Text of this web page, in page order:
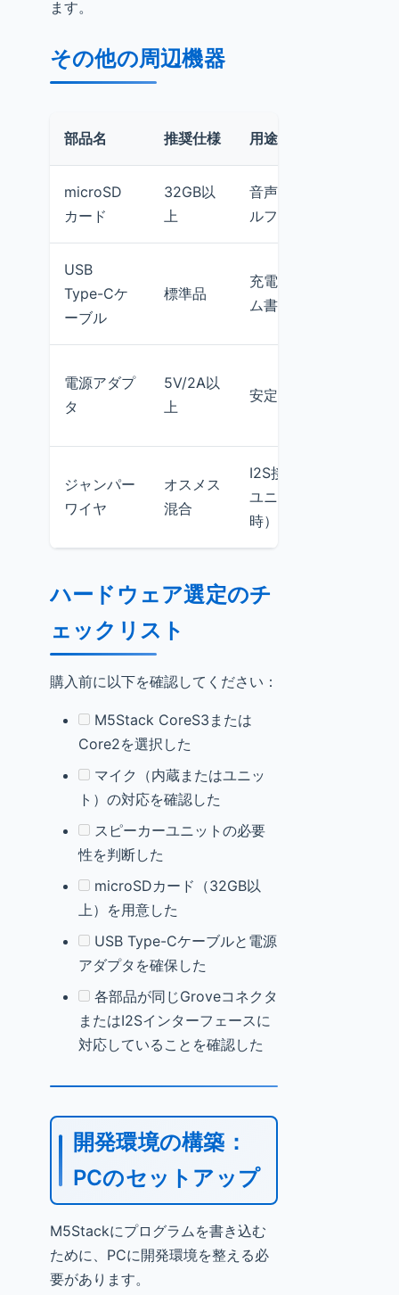
ます。
その他の周辺機器
部品名 推奨仕様 用途
microSD
カード
32GB以
上
音声ログ、モデ
ルファイル保存
USB
Type-Cケ
ーブル
標準品
充電・プログラ
ム書き込み
電源アダプ
タ
5V/2A以
上
安定動作用
ジャンパー
ワイヤ
オスメス
混合
I2S接続用（拡張
ユニット使用
時）
ハードウェア選定のチ
ェックリスト
購入前に以下を確認してください：
M5Stack CoreS3または
Core2を選択した
マイク（内蔵またはユニッ
ト）の対応を確認した
スピーカーユニットの必要
性を判断した
microSDカード（32GB以
上）を用意した
USB Type-Cケーブルと電源
アダプタを確保した
各部品が同じGroveコネクタ
またはI2Sインターフェースに
対応していることを確認した
開発環境の構築：
PCのセットアップ
M5Stackにプログラムを書き込む
ために、PCに開発環境を整える必
要があります。